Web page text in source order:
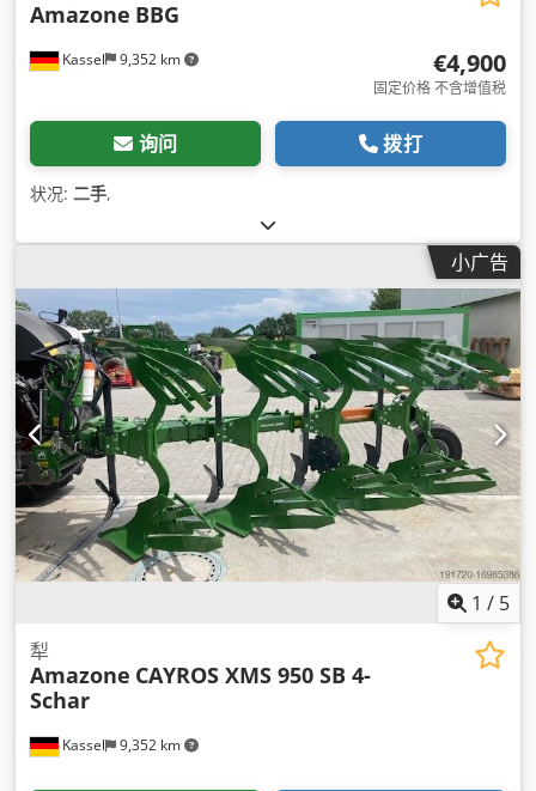
Kassel 9,352 km
Amazone BBG
€4,900
固定价格 不含增值税
询问 拨打
状况: 二手,
小广告
1 / 5
Kassel 9,352 km
犁
Amazone CAYROS XMS 950 SB 4-
Schar